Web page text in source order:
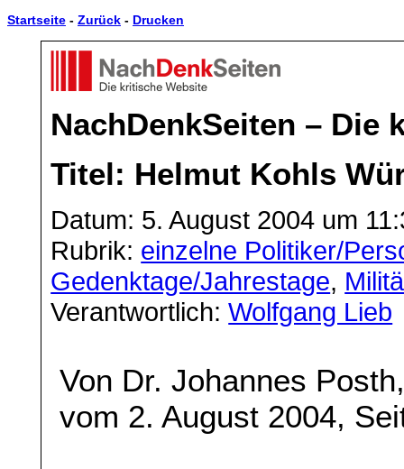
Startseite - Zurück - Drucken
NachDenkSeiten – Die
Titel: Helmut Kohls
Datum: 5. August 2004 um
Rubrik: einzelne Politiker/
Gedenktage/Jahrestage,
Verantwortlich:Wolfgang Lieb
Von Dr. Johannes
vom 2. August 2004,